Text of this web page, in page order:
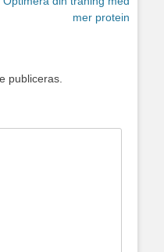
mer protein
publiceras.